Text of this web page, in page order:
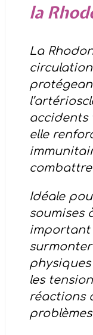
la
La
accidents
elle
combattre
Idéale
soumises
important
les
réactions